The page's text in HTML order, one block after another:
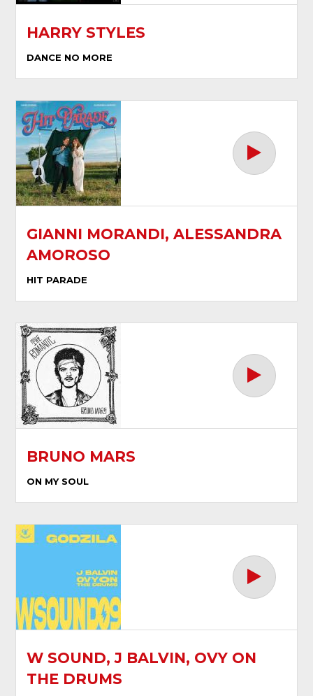
HARRY STYLES
DANCE NO MORE
GIANNI MORANDI, ALESSANDRA
AMOROSO
HIT PARADE
BRUNO MARS
ON MY SOUL
W SOUND, J BALVIN, OVY ON
THE DRUMS